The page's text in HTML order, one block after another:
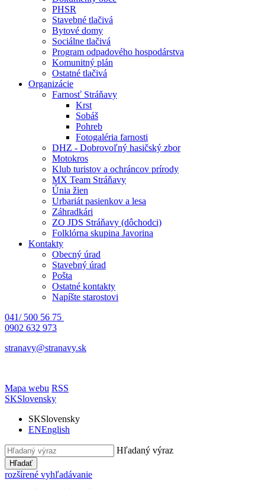
PHSR
Stavebné tlačivá
Bytové domy
Sociálne tlačivá
Program odpadového hospodárstva
Komunitný plán
Ostatné tlačivá
Organizácie
Farnosť Stráňavy
Krst
Sobáš
Pohreb
Fotogaléria farnosti
DHZ - Dobrovoľný hasičský zbor
Motokros
Klub turistov a ochráncov prírody
MX Team Stráňavy
Únia žien
Urbariát pasienkov a lesa
Záhradkári
ZO JDS Stráňavy (dôchodci)
Folklórna skupina Javorina
Kontakty
Obecný úrad
Stavebný úrad
Pošta
Ostatné kontakty
Napíšte starostovi
041/ 500 56 75
0902 632 973
stranavy@stranavy.sk
Mapa webu RSS
SKSlovensky
SKSlovensky
ENEnglish
Hľadaný výraz
Hľadať
rozšírené vyhľadávanie